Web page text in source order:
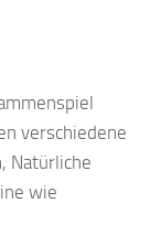
verschiedene
Natürliche
wie